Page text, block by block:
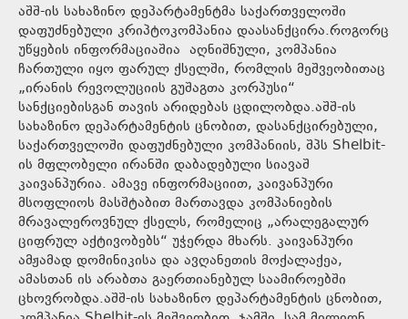
აშშ-ის სახაზინო დეპარტამენტმა საქართველოში
დაფუძნებული კრიპტოკომპანია დაასანქცირა.როგორც
უწყების ინფორმაციაშია აღნიშნული, კომპანია
ჩართული იყო ფარულ ქსელში, რომლის მეშვეობითაც
„ირანის რევოლუციის გუშაგთა კორპუსი“
სანქციებისგან თავის არიდებას ცდილობდა.აშშ-ის
სახაზინო დეპარტამენტის ცნობით, დასანქცირებული,
საქართველოში დაფუძნებული კომპანიის, შპს Shelbit-
ის მფლობელი ირანში დაბადებული სიავაშ
კაივანპურია. ამავე ინფორმაციით, კაივანპური
მსოფლიოს მასშტაბით მართავდა კომპანიების
მრავალეროვნულ ქსელს, რომელიც „არალეგალურ
ციფრულ აქტივობებს“ უჭერდა მხარს. კაივანპური
ამჟამად დომინიკისა და ავღანეთის მოქალაქეა,
ამასთან ის არაბთა გაერთიანებულ საამიროებში
ცხოვრობდა.აშშ-ის სახაზინო დეპარტამენტის ცნობით,